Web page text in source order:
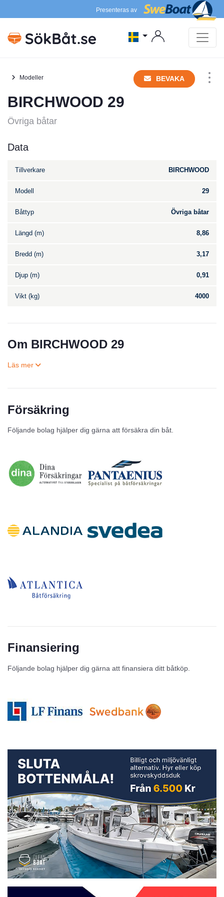
Presenteras av
Modeller BEVAKA
BIRCHWOOD 29
Övriga båtar
Data
Tillverkare BIRCHWOOD
Modell 29
Båttyp Övriga båtar
Längd (m) 8,86
Bredd (m) 3,17
Djup (m) 0,91
Vikt (kg) 4000
Om BIRCHWOOD 29
Försäkring
Följande bolag hjälper dig gärna att försäkra din båt.
Finansiering
Följande bolag hjälper dig gärna att finansiera ditt båtköp.